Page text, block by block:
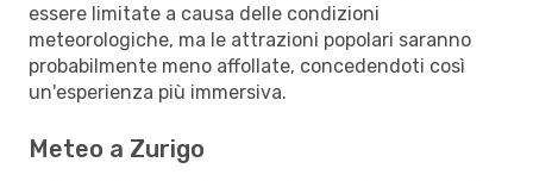
essere limitate a causa delle condizioni
meteorologiche, ma le attrazioni popolari saranno
probabilmente meno affollate, concedendoti così
un'esperienza più immersiva.
Meteo a Zurigo